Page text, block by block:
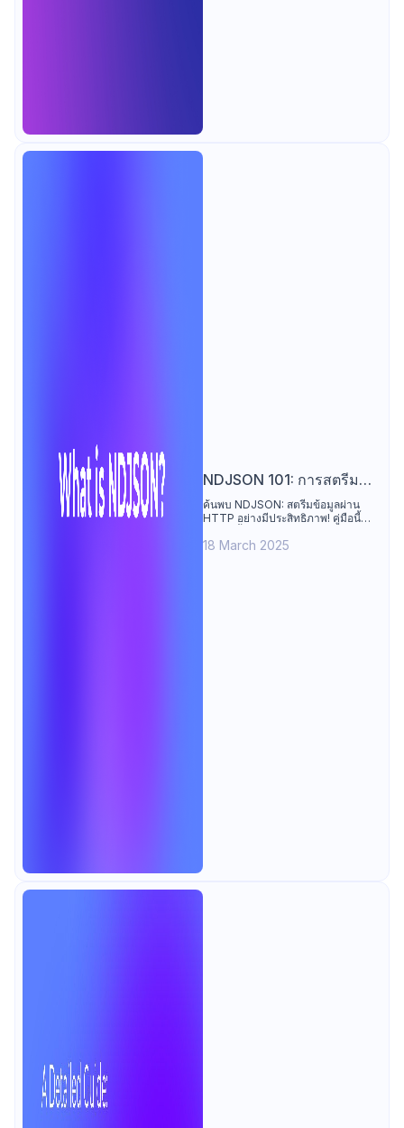
NDJSON 101: การสตรีม
ผ่าน HTTP Endpoints
ค้นพบ NDJSON: สตรีมข้อมูลผ่าน
HTTP อย่างมีประสิทธิภาพ! คู่มือนี้
วิธี Apidog ช่วยทดสอบ/แก้จุด
18 March 2025